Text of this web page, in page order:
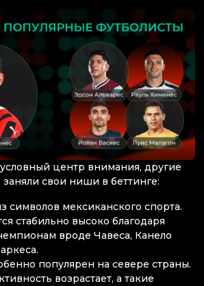
центр внимания, другие
свои ниши в беттинге:
символов мексиканского спорта.
стабильно высоко благодаря
вроде Чавеса, Канело
популярен на севере страны.
возрастает, а такие